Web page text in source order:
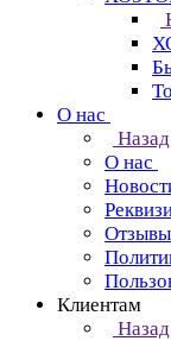
О нас
Назад
О нас
Отзывы
Клиентам
Назад